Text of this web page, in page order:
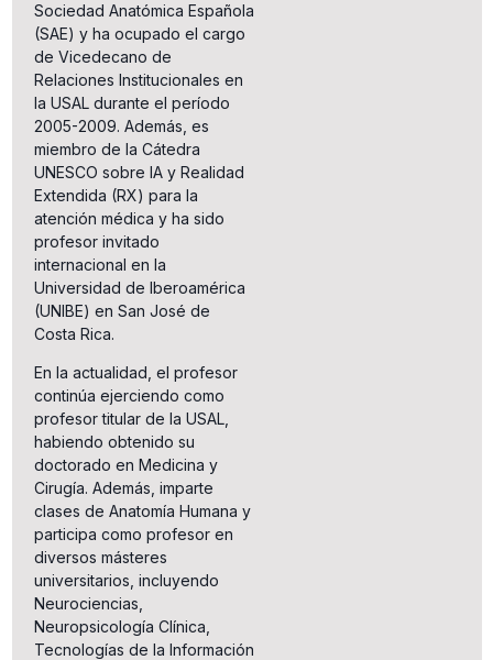
Sociedad Anatómica Española
(SAE) y ha ocupado el cargo
de Vicedecano de
Relaciones Institucionales en
la USAL durante el período
2005-2009. Además, es
miembro de la Cátedra
UNESCO sobre IA y Realidad
Extendida (RX) para la
atención médica y ha sido
profesor invitado
internacional en la
Universidad de Iberoamérica
(UNIBE) en San José de
Costa Rica.
En la actualidad, el profesor
continúa ejerciendo como
profesor titular de la USAL,
habiendo obtenido su
doctorado en Medicina y
Cirugía. Además, imparte
clases de Anatomía Humana y
participa como profesor en
diversos másteres
universitarios, incluyendo
Neurociencias,
Neuropsicología Clínica,
Tecnologías de la Información